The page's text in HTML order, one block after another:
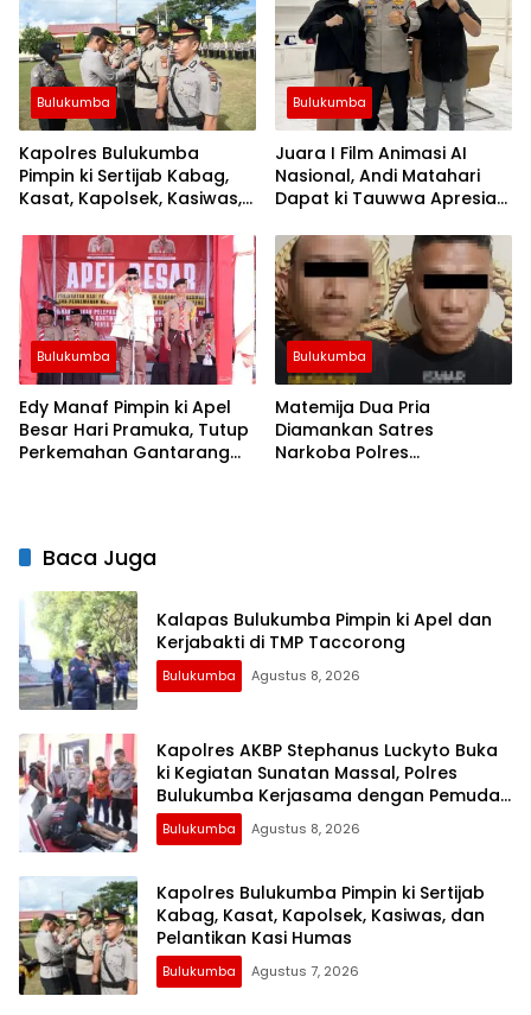
Bulukumba
Kapolres Bulukumba
Pimpin ki Sertijab Kabag,
Kasat, Kapolsek, Kasiwas,
Bulukumba
Juara I Film Animasi AI
Nasional, Andi Matahari
Dapat ki Tauwwa Apresiasi
Bulukumba
Edy Manaf Pimpin ki Apel
Besar Hari Pramuka, Tutup
Perkemahan Gantarang
Bulukumba
Matemija Dua Pria
Diamankan Satres
Narkoba Polres
Baca Juga
Kalapas Bulukumba Pimpin ki Apel dan
Kerjabakti di TMP Taccorong
Bulukumba Agustus 8, 2026
Kapolres AKBP Stephanus Luckyto Buka
ki Kegiatan Sunatan Massal, Polres
Bulukumba Kerjasama dengan Pemuda
Pancasila
Bulukumba Agustus 8, 2026
Kapolres Bulukumba Pimpin ki Sertijab
Kabag, Kasat, Kapolsek, Kasiwas, dan
Pelantikan Kasi Humas
Bulukumba Agustus 7, 2026